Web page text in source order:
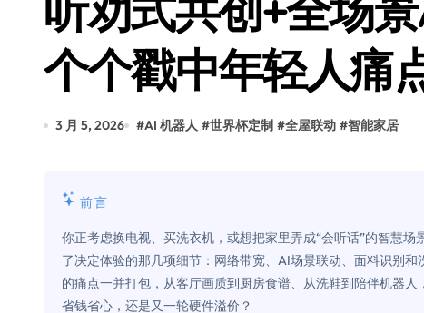
召回X9、合作大众遇冷、高端梦碎：小
比Model 3便宜？不，比Model 3有面
Windows 11家庭版和专业版，选错真的
你的U盘格式对了吗？详解exFAT和
个个戳中年轻人痛
3 月 5, 2026 #AI 机器人 #世界杯定制 #全屋联动 #智能家居
前言
你正考虑换电视、买洗衣机，或想把家里弄成“会听话”的智慧
了决定体验的那几项细节：网络带宽、AI场景联动、面料识别
的痛点一并打包，从客厅画质到厨房食谱、从洗鞋到陪伴机器
省钱省心，还是又一轮硬件溢价？